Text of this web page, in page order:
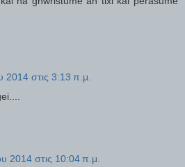
2014 στις 3:13 π.μ.
2014 στις 10:04 π.μ.